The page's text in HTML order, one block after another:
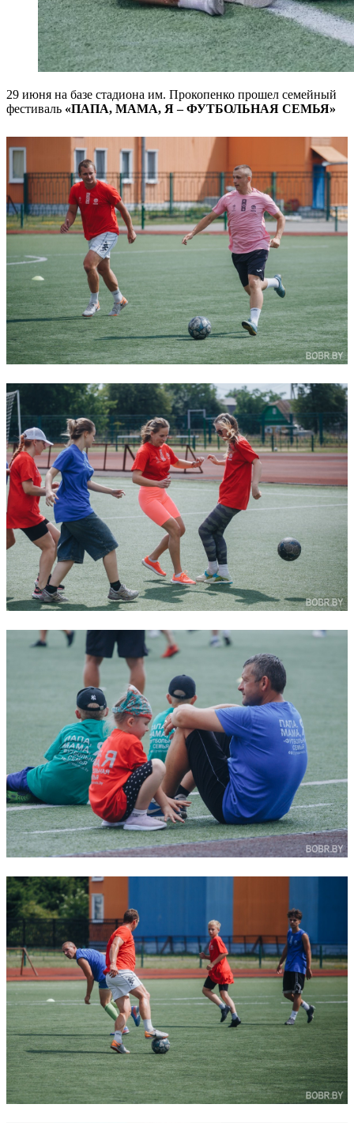
29 июня на базе стадиона им. Прокопенко прошел семейный
фестиваль «ПАПА, МАМА, Я – ФУТБОЛЬНАЯ СЕМЬЯ»